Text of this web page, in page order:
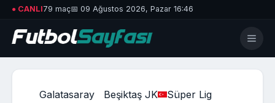
● CANLI79 maç📅 09 Ağustos 2026, Pazar 16:46
Galatasaray Beşiktaş JK
Süper Lig